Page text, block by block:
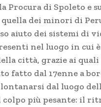
Procura di Spoleto e
quella dei minori di
aiuto dei sistemi di
nel luogo in cui
città, grazie ai quali
fatto dal 17enne a
dal luogo
colpo più pesante: il